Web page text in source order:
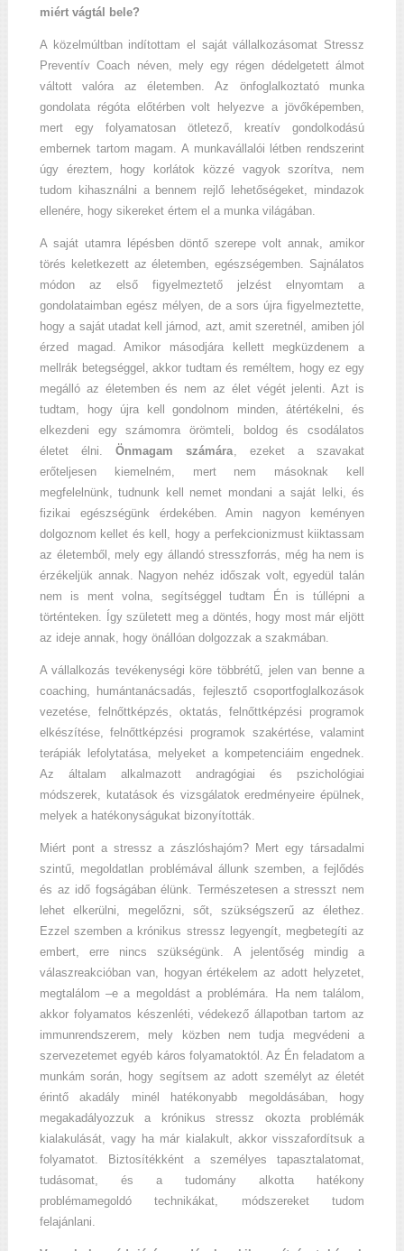
miért vágtál bele?
A közelmúltban indítottam el saját vállalkozásomat Stressz
Preventív Coach néven, mely egy régen dédelgetett álmot
váltott valóra az életemben. Az önfoglalkoztató munka
gondolata régóta előtérben volt helyezve a jövőképemben,
mert egy folyamatosan ötletező, kreatív gondolkodású
embernek tartom magam. A munkavállalói létben rendszerint
úgy éreztem, hogy korlátok közzé vagyok szorítva, nem
tudom kihasználni a bennem rejlő lehetőségeket, mindazok
ellenére, hogy sikereket értem el a munka világában.
A saját utamra lépésben döntő szerepe volt annak, amikor
törés keletkezett az életemben, egészségemben. Sajnálatos
módon az első figyelmeztető jelzést elnyomtam a
gondolataimban egész mélyen, de a sors újra figyelmeztette,
hogy a saját utadat kell járnod, azt, amit szeretnél, amiben jól
érzed magad. Amikor másodjára kellett megküzdenem a
mellrák betegséggel, akkor tudtam és reméltem, hogy ez egy
megálló az életemben és nem az élet végét jelenti. Azt is
tudtam, hogy újra kell gondolnom minden, átértékelni, és
elkezdeni egy számomra örömteli, boldog és csodálatos
életet élni.Önmagam számára, ezeket a szavakat
erőteljesen kiemelném, mert nem másoknak kell
megfelelnünk, tudnunk kell nemet mondani a saját lelki, és
fizikai egészségünk érdekében. Amin nagyon keményen
dolgoznom kellet és kell, hogy a perfekcionizmust kiiktassam
az életemből, mely egy állandó stresszforrás, még ha nem is
érzékeljük annak. Nagyon nehéz időszak volt, egyedül talán
nem is ment volna, segítséggel tudtam Én is túllépni a
történteken. Így született meg a döntés, hogy most már eljött
az ideje annak, hogy önállóan dolgozzak a szakmában.
A vállalkozás tevékenységi köre többrétű, jelen van benne a
coaching, humántanácsadás, fejlesztő csoportfoglalkozások
vezetése, felnőttképzés, oktatás, felnőttképzési programok
elkészítése, felnőttképzési programok szakértése, valamint
terápiák lefolytatása, melyeket a kompetenciáim engednek.
Az általam alkalmazott andragógiai és pszichológiai
módszerek, kutatások és vizsgálatok eredményeire épülnek,
melyek a hatékonyságukat bizonyították.
Miért pont a stressz a zászlóshajóm? Mert egy társadalmi
szintű, megoldatlan problémával állunk szemben, a fejlődés
és az idő fogságában élünk. Természetesen a stresszt nem
lehet elkerülni, megelőzni, sőt, szükségszerű az élethez.
Ezzel szemben a krónikus stressz legyengít, megbetegíti az
embert, erre nincs szükségünk. A jelentőség mindig a
válaszreakcióban van, hogyan értékelem az adott helyzetet,
megtalálom –e a megoldást a problémára. Ha nem találom,
akkor folyamatos készenléti, védekező állapotban tartom az
immunrendszerem, mely közben nem tudja megvédeni a
szervezetemet egyéb káros folyamatoktól. Az Én feladatom a
munkám során, hogy segítsem az adott személyt az életét
érintő akadály minél hatékonyabb megoldásában, hogy
megakadályozzuk a krónikus stressz okozta problémák
kialakulását, vagy ha már kialakult, akkor visszafordítsuk a
folyamatot. Biztosítékként a személyes tapasztalatomat,
tudásomat, és a tudomány alkotta hatékony
problémamegoldó technikákat, módszereket tudom
felajánlani.